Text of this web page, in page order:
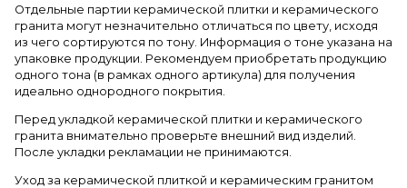
Отдельные партии керамической плитки и керамического
гранита могут незначительно отличаться по цвету, исходя
из чего сортируются по тону. Информация о тоне указана на
упаковке продукции. Рекомендуем приобретать продукцию
одного тона (в рамках одного артикула) для получения
идеально однородного покрытия.
Перед укладкой керамической плитки и керамического
гранита внимательно проверьте внешний вид изделий.
После укладки рекламации не принимаются.
Уход за керамической плиткой и керамическим гранитом